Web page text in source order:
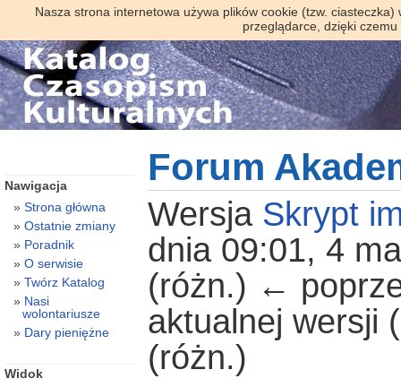
Nasza strona internetowa używa plików cookie (tzw.
przeglądarce, dzięki
Forum
Wersja Skrypt
dnia 09:01, 4
(różn.) ←
aktualnej wersji
(różn.)
Nawigacja
Strona główna
Ostatnie zmiany
Poradnik
O serwisie
Twórz Katalog
Nasi
wolontariusze
Dary pieniężne
Widok